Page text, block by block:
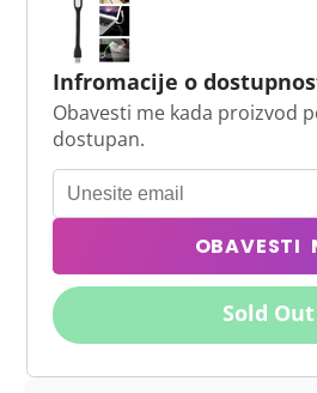
Infromacije o
Obavesti me kada proizvod
dostupan.
OBAVESTI
Sold Out